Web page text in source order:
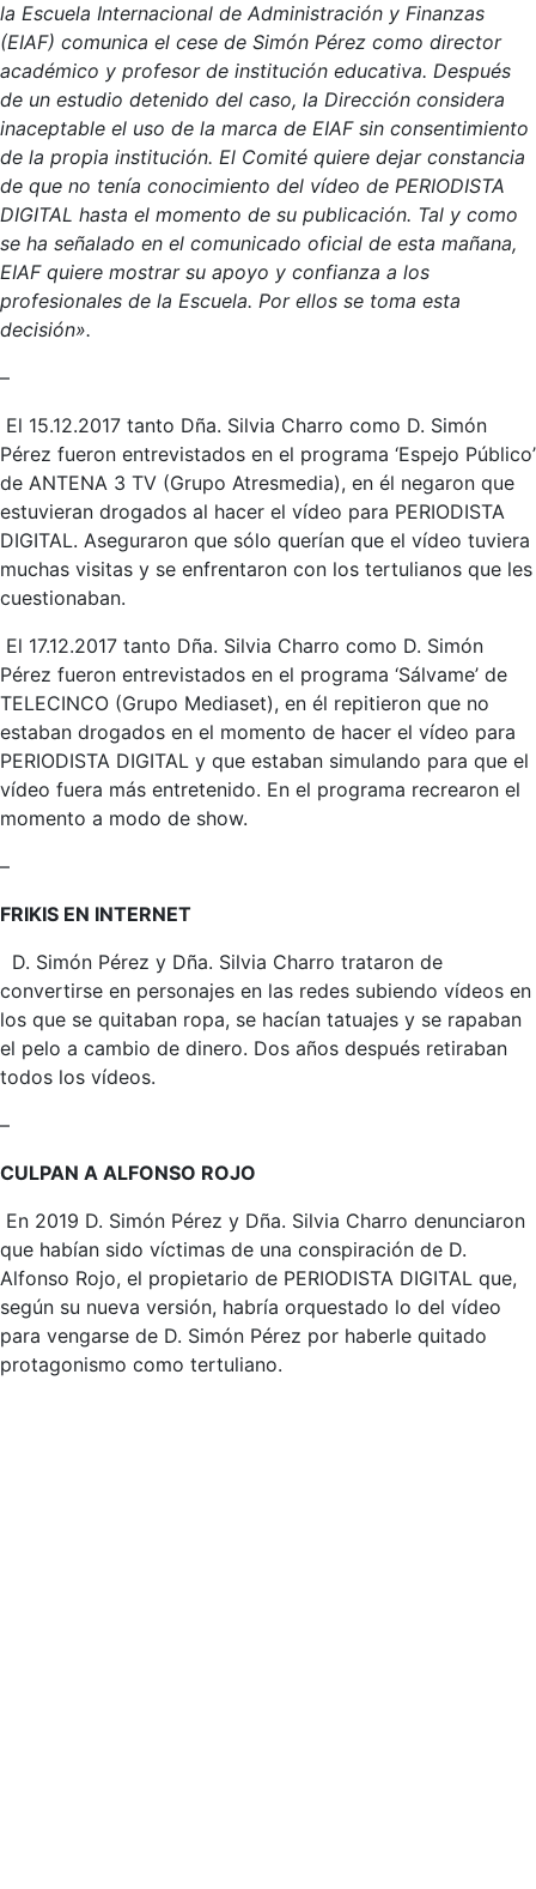
la Escuela Internacional de Administración y Finanzas
(EIAF) comunica el cese de Simón Pérez como director
académico y profesor de institución educativa. Después
de un estudio detenido del caso, la Dirección considera
inaceptable el uso de la marca de EIAF sin consentimiento
de la propia institución. El Comité quiere dejar constancia
de que no tenía conocimiento del vídeo de PERIODISTA
DIGITAL hasta el momento de su publicación. Tal y como
se ha señalado en el comunicado oficial de esta mañana,
EIAF quiere mostrar su apoyo y confianza a los
profesionales de la Escuela. Por ellos se toma esta
decisión».
–
El 15.12.2017 tanto Dña. Silvia Charro como D. Simón
Pérez fueron entrevistados en el programa ‘Espejo Público’
de ANTENA 3 TV (Grupo Atresmedia), en él negaron que
estuvieran drogados al hacer el vídeo para PERIODISTA
DIGITAL. Aseguraron que sólo querían que el vídeo tuviera
muchas visitas y se enfrentaron con los tertulianos que les
cuestionaban.
El 17.12.2017 tanto Dña. Silvia Charro como D. Simón
Pérez fueron entrevistados en el programa ‘Sálvame’ de
TELECINCO (Grupo Mediaset), en él repitieron que no
estaban drogados en el momento de hacer el vídeo para
PERIODISTA DIGITAL y que estaban simulando para que el
vídeo fuera más entretenido. En el programa recrearon el
momento a modo de show.
–
FRIKIS EN INTERNET
D. Simón Pérez y Dña. Silvia Charro trataron de
convertirse en personajes en las redes subiendo vídeos en
los que se quitaban ropa, se hacían tatuajes y se rapaban
el pelo a cambio de dinero. Dos años después retiraban
todos los vídeos.
–
CULPAN A ALFONSO ROJO
En 2019 D. Simón Pérez y Dña. Silvia Charro denunciaron
que habían sido víctimas de una conspiración de D.
Alfonso Rojo, el propietario de PERIODISTA DIGITAL que,
según su nueva versión, habría orquestado lo del vídeo
para vengarse de D. Simón Pérez por haberle quitado
protagonismo como tertuliano.